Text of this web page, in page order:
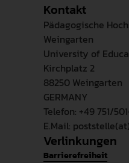
Kontakt
Pädagogische
Weingarten
University of
Kirchplatz 2
88250 Weingarten
GERMANY
Telefon: +49 751/
E.Mail:
Verlinkungen
Barrierefreiheit